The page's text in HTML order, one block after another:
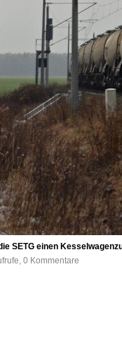
SETG einen
0 Kommentare